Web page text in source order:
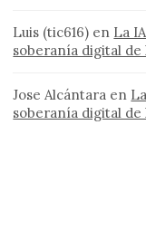
Luis (tic616) en La
soberanía digital
Jose Alcántara en
soberanía digital